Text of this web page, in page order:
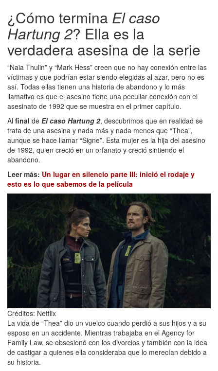
¿Cómo termina El caso
Hartung 2? Ella es la
verdadera asesina de la serie
“Naia Thulin” y “Mark Hess” creen que no hay conexión entre las
víctimas y que podrían estar siendo elegidas al azar, pero no es
así. Todas ellas tienen una historia de abandono y lo más
llamativo es que el asesino tiene una peculiar conexión con el
asesinato de 1992 que se muestra en el primer capítulo.
Al final de El caso Hartung 2, descubrimos que en realidad se
trata de una asesina y nada más y nada menos que “Thea”,
aunque se hace llamar “Signe”. Esta mujer es la hija del asesino
de 1992, quien creció en un orfanato y creció sintiendo el
abandono.
Leer más: Un lugar en silencio parte III: inició el rodaje y
esto es lo que sabemos de la película
Créditos: Netflix
La vida de “Thea” dio un vuelco cuando perdió a sus hijos y a su
esposo en un accidente. Mientras trabajaba en el Agency for
Family Law, se obsesionó con los divorcios y también con la idea
de castigar a quienes ella consideraba que lo merecían debido a
su historia.